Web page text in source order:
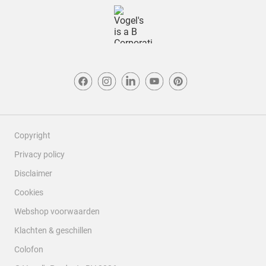
Copyright
Privacy policy
Disclaimer
Cookies
Webshop voorwaarden
Klachten & geschillen
Colofon